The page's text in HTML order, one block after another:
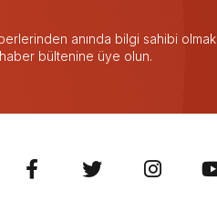
anında bilgi sahibi olmak
bültenine üye olun.